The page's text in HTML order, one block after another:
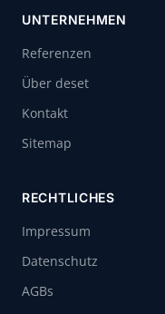
UNTERNEHMEN
Referenzen
Über deset
Kontakt
Sitemap
RECHTLICHES
Impressum
Datenschutz
AGBs